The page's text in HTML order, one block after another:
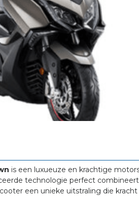
is een luxueuze en krachtige
technologie perfect
een unieke uitstraling die